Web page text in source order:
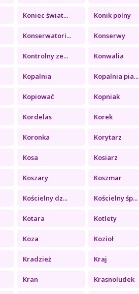
Koniec świat... Konik polny
Konserwatori... Konserwy
Kontrolny ze... Konwalia
Kopalnia Kopalnia pia...
Kopiować Kopniak
Kordelas Korek
Koronka Korytarz
Kosa Kosiarz
Koszary Koszmar
Kościelny dz... Kościelny śp...
Kotara Kotlety
Koza Kozioł
Kradzież Kraj
Kran Krasnoludek